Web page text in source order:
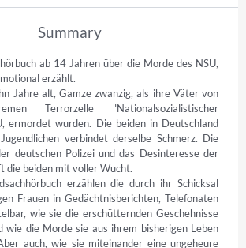
Summary
ab 14 Jahren über die Morde des NSU,
erzählt.
Jahre alt, Gamze zwanzig, als ihre Väter von
Terrorzelle "Nationalsozialistischer
ermordet wurden. Die beiden in Deutschland
verbindet derselbe Schmerz. Die
deutschen Polizei und das Desinteresse der
beiden mit voller Wucht.
erzählen die durch ihr Schicksal
Frauen in Gedächtnisberichten, Telefonaten
wie sie die erschütternden Geschehnisse
wie die Morde sie aus ihrem bisherigen Leben
auch, wie sie miteinander eine ungeheure